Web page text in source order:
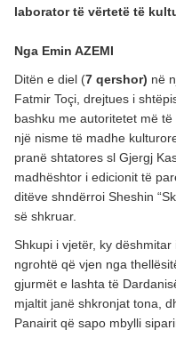
laborator të vërtetë të
Nga Emin AZEMI
Ditën e diel (7 qershor) në
Fatmir Toçi, drejtues i
bashku me autoritetet më
një nisme të madhe
pranë shtatores sl Gjergj
madhështor i edicionit të
ditëve shndërroi Sheshin
së shkruar.
Shkupi i vjetër, ky
ngrohtë që vjen nga
gjurmët e lashta të
mjaltit janë shkronjat tona,
Panairit që sapo mbylli